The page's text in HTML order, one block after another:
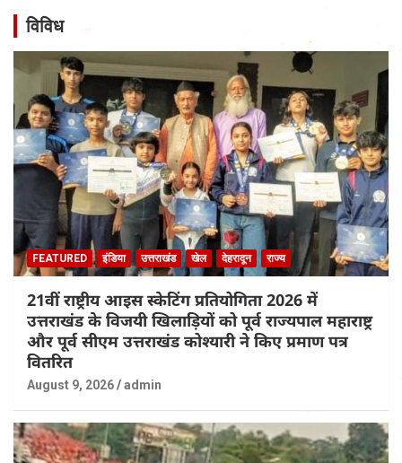
विविध
FEATURED इंडिया उत्तराखंड खेल देहरादून राज्य
21वीं राष्ट्रीय आइस स्केटिंग प्रतियोगिता 2026 में
उत्तराखंड के विजयी खिलाड़ियों को पूर्व राज्यपाल महाराष्ट्र
और पूर्व सीएम उत्तराखंड कोश्यारी ने किए प्रमाण पत्र
वितरित
August 9, 2026 admin